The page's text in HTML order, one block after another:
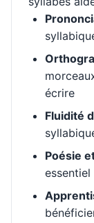
écrire
Fluidité
Poésie